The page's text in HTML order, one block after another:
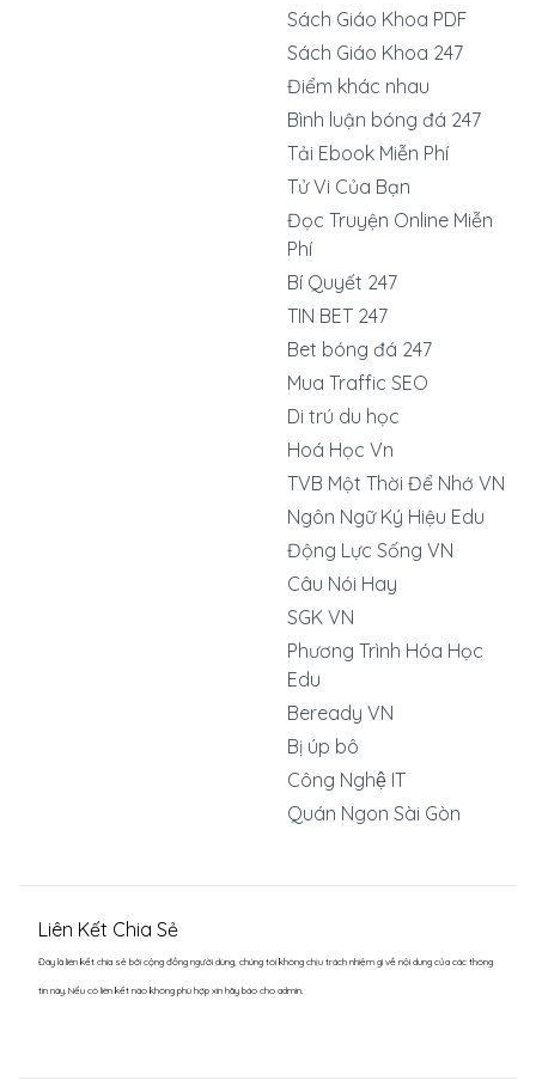
Sách Giáo Khoa PDF
Sách Giáo Khoa 247
Điểm khác nhau
Bình luận bóng đá 247
Tải Ebook Miễn Phí
Tử Vi Của Bạn
Đọc Truyện Online Miễn
Phí
Bí Quyết 247
TIN BET 247
Bet bóng đá 247
Mua Traffic SEO
Di trú du học
Hoá Học Vn
TVB Một Thời Để Nhớ VN
Ngôn Ngữ Ký Hiệu Edu
Động Lực Sống VN
Câu Nói Hay
SGK VN
Phương Trình Hóa Học
Edu
Beready VN
Bị úp bô
Công Nghệ IT
Quán Ngon Sài Gòn
Liên Kết Chia Sẻ
Đây là liên kết chia sẻ bới cộng đồng người dùng, chúng tôi không chịu trách nhiệm gì về nội dung của các thông
tin này. Nếu có liên kết nào không phù hợp xin hãy báo cho admin.